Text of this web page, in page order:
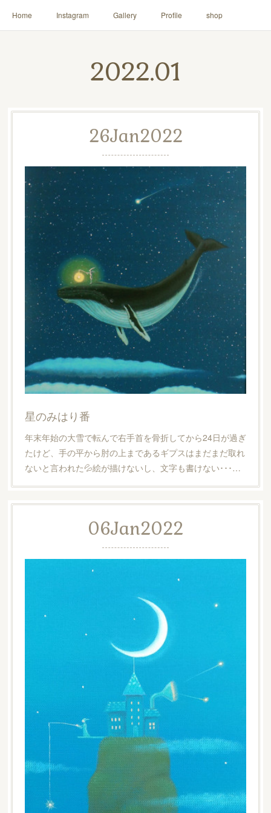
Home Instagram Gallery Profile shop
2022.01
26Jan2022
星のみはり番
年末年始の大雪で転んで右手首を骨折してから24日が過ぎ
たけど、手の平から肘の上まであるギプスはまだまだ取れ
ないと言われた💦絵が描けないし、文字も書けない･･･…
06Jan2022